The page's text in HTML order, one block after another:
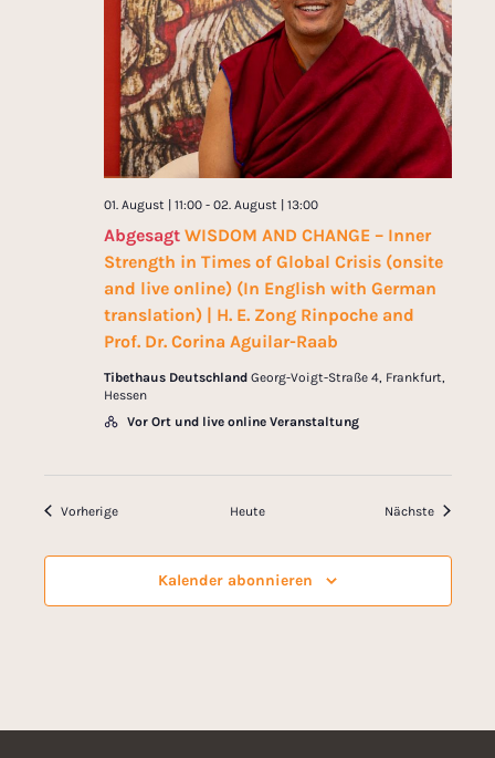
Abgesagt WISDOM AND CHANGE – Inner
Strength in Times of Global Crisis (onsite
and live online) (In English with German
translation) | H. E. Zong Rinpoche and
Prof. Dr. Corina Aguilar-Raab
01. August | 11:00- 02. August | 13:00
Tibethaus Deutschland Georg-Voigt-Straße 4, Frankfurt,
Hessen
Vor Ort und live online Veranstaltung
VorherigeVeranstaltungen Heute Nächste
Kalender abonnieren